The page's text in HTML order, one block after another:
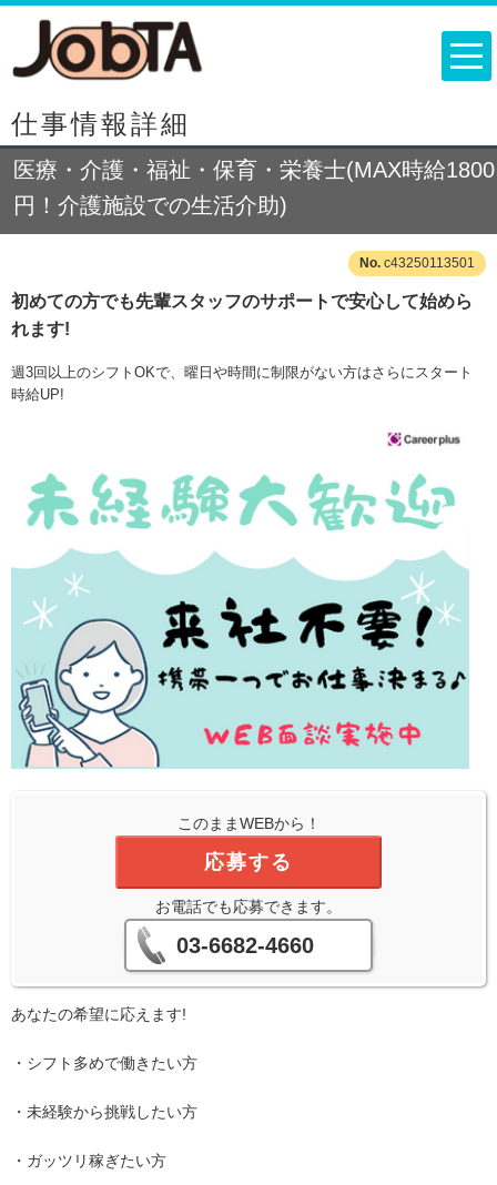
仕事情報詳細
医療・介護・福祉・保育・栄養士(MAX時給1800
円！介護施設での生活介助)
c43250113501
初めての方でも先輩スタッフのサポートで安心して始めら
れます!
週3回以上のシフトOKで、曜日や時間に制限がない方はさらにスタート
時給UP!
このままWEBから！
応募する
お電話でも応募できます。
03-6682-4660
あなたの希望に応えます!
・シフト多めで働きたい方
・未経験から挑戦したい方
・ガッツリ稼ぎたい方